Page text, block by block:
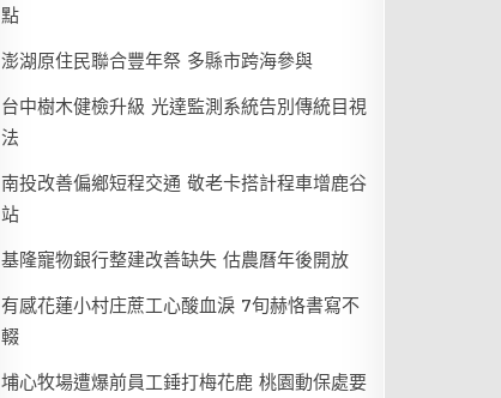
點
澎湖原住民聯合豐年祭 多縣市跨海參與
台中樹木健檢升級 光達監測系統告別傳統目視
法
南投改善偏鄉短程交通 敬老卡搭計程車增鹿谷
站
基隆寵物銀行整建改善缺失 估農曆年後開放
有感花蓮小村庄蔗工心酸血淚 7旬赫恪書寫不
輟
埔心牧場遭爆前員工錘打梅花鹿 桃園動保處要